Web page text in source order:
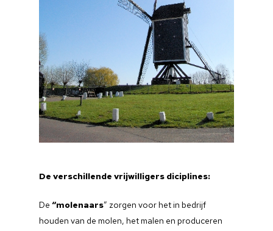
De verschillende vrijwilligers diciplines:
De“molenaars” zorgen voor het in bedrijf
houden van de molen, het malen en produceren
Startpagina